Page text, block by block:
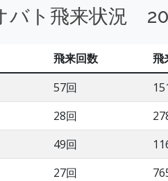
バト飛来状況
飛来回数 飛
57回
28回
49回
27回